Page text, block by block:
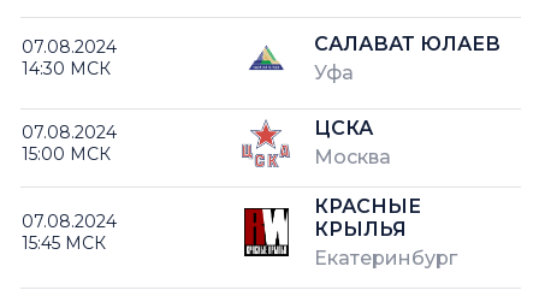
07.08.2024
14:30 МСК
САЛАВАТ ЮЛАЕВ
Уфа
07.08.2024
15:00 МСК
ЦСКА
Москва
07.08.2024
15:45 МСК
КРАСНЫЕ
КРЫЛЬЯ
Екатеринбург